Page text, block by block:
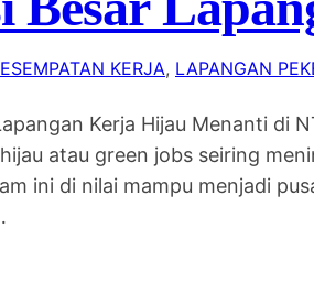
KERJA, LAPANGAN
Kerja Hijau Menanti di
atau green jobs seiring
ini di nilai mampu menjadi